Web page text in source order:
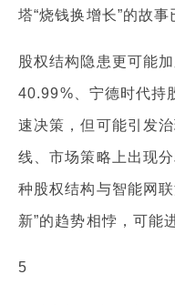
塔“烧钱换增长”的故事
股权结构隐患更可能
40.99%、宁德时代持
速决策，但可能引发
线、市场策略上出现
种股权结构与智能网
新”的趋势相悖，可能
5